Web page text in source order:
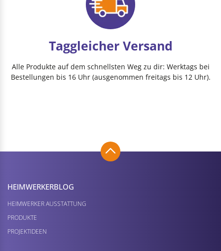
Taggleicher Versand
Alle Produkte auf dem schnellsten Weg zu dir: Werktags bei
Bestellungen bis 16 Uhr (ausgenommen freitags bis 12 Uhr).
HEIMWERKER­BLOG
HEIMWERKER AUSSTATTUNG
PRODUKTE
PROJEKTIDEEN